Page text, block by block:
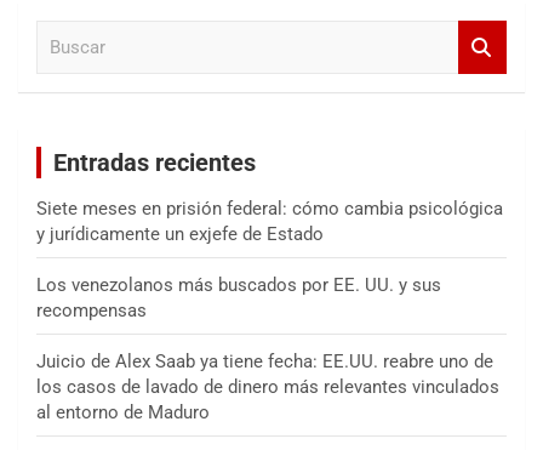
Entradas recientes
Siete meses en prisión federal: cómo cambia psicológica
y jurídicamente un exjefe de Estado
Los venezolanos más buscados por EE. UU. y sus
recompensas
Juicio de Alex Saab ya tiene fecha: EE.UU. reabre uno de
los casos de lavado de dinero más relevantes vinculados
al entorno de Maduro